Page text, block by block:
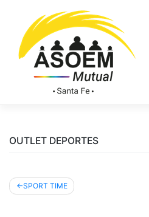
OUTLET DEPORTES
SPORT TIME